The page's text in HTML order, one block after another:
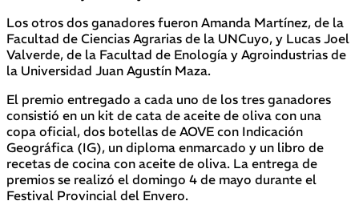
Los otros dos ganadores fueron Amanda Martínez, de la
Facultad de Ciencias Agrarias de la UNCuyo, y Lucas Joel
Valverde, de la Facultad de Enología y Agroindustrias de
la Universidad Juan Agustín Maza.
El premio entregado a cada uno de los tres ganadores
consistió en un kit de cata de aceite de oliva con una
copa oficial, dos botellas de AOVE con Indicación
Geográfica (IG), un diploma enmarcado y un libro de
recetas de cocina con aceite de oliva. La entrega de
premios se realizó el domingo 4 de mayo durante el
Festival Provincial del Envero.